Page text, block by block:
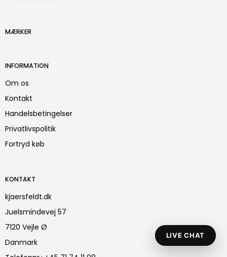
MÆRKER
INFORMATION
Om os
Kontakt
Handelsbetingelser
Privatlivspolitik
Fortryd køb
KONTAKT
kjaersfeldt.dk
Juelsmindevej 57
7120 Vejle Ø
Danmark
LIVE CHAT